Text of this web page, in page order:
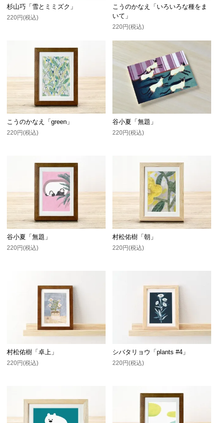
杉山巧「雪とミミズク」
220円(税込)
こうのかなえ「いろいろな種をま
いて」
220円(税込)
こうのかなえ「green」
220円(税込)
谷小夏「無題」
220円(税込)
谷小夏「無題」
220円(税込)
村松佑樹「朝」
220円(税込)
村松佑樹「卓上」
220円(税込)
シバタリョウ「plants #4」
220円(税込)